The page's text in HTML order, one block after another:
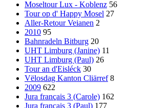
Moseltour Lux - Koblenz 56
Tour op d' Happy Mosel 27
Aller-Retour Veianen 2
2010 95
Bahnradeln Bitburg 20
UHT Limburg (Janine) 11
UHT Limburg (Paul) 26
Tour an d'Eisléck 30
Vëlosdag Kanton Cliärref 8
2009 622
Jura français 3 (Carole) 162
Jura français 3 (Paul) 177